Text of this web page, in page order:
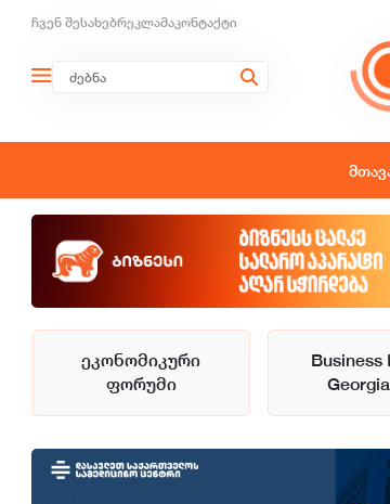
ჩვენ შესახებრეკლამაკონტაქტი
ეკონომიკური
ფორუმი
Business